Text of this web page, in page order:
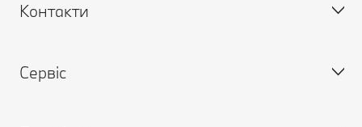
Контакти
Знайдіть контакти
Сервіс